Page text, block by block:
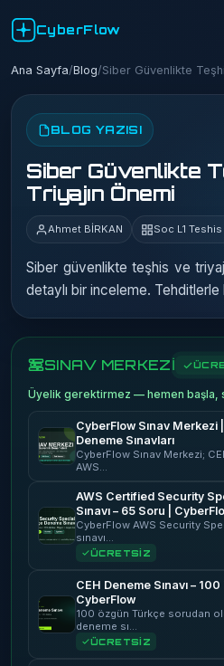
CyberFlow
Ana Sayfa/Blog/Siber Güvenlikte
BLOG YAZISI
Siber Güvenlikte
Triyajın Önemi
Ahmet BİRKAN Soc L1 Teshis
Siber güvenlikte teşhis ve
detaylı bir inceleme. Tehditlerle
SINAV MERKEZİ
Üyelik gerektirmez — hemen başla,
CyberFlow Sınav Merkezi
Deneme Sınavları
CyberFlow Sınav Merkezi;
AWS…
AWS Certified Security
Sınavı – 65 Soru |
CyberFlow AWS Security
sınavı…
ÜCRETSİZ
CEH Deneme Sınavı –
CyberFlow
100 özgün Türkçe sorudan
deneme sı…
ÜCRETSİZ